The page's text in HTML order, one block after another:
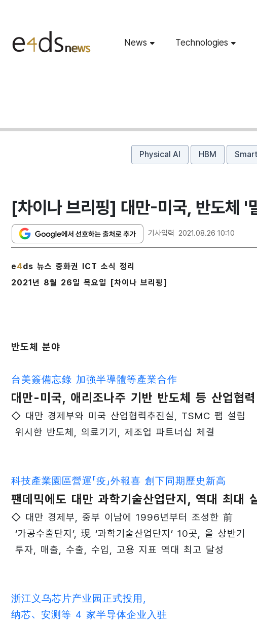
News Technologies
Physical AI HBM
[차이나 브리핑] 대만-미국, 반도체 '
기사입력 2021.08.26 10:10
e4ds 뉴스 중화권 ICT 소식 정리
2021년 8월 26일 목요일 [차이나 브리핑]
반도체 분야
台美簽備忘錄 加強半導體等產業合作
대만-미국, 애리조나주 기반 반도체 등 산업협
◇ 대만 경제부와 미국 산업협력추진실, TSMC 팹 설립
위시한 반도체, 의료기기, 제조업 파트너십 체결
科技產業園區營運「疫」外報喜 創下同期歷史新高
팬데믹에도 대만 과학기술산업단지, 역대 최대
◇ 대만 경제부, 중부 이남에 1996년부터 조성한 前
‘가공수출단지’, 現 ‘과학기술산업단지’ 10곳, 올 상반기
투자, 매출, 수출, 수입, 고용 지표 역대 최고 달성
浙江义乌芯片产业园正式投用，
纳芯、安测等 4 家半导体企业入驻